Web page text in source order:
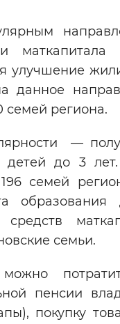
Выключены
настройки
маткапитала
улучшение
данное
семей региона.
—
детей до 3
семей
семьи.
пенсии
покупку